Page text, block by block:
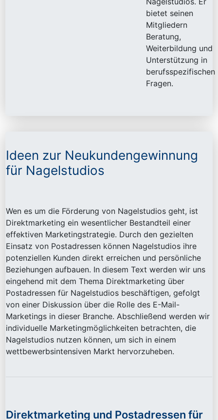
bietet seinen
Mitgliedern
Beratung,
Weiterbildung und
Unterstützung in
berufsspezifischen
Fragen.
Ideen zur Neukundengewinnung
für Nagelstudios
Wen es um die Förderung von Nagelstudios geht, ist
Direktmarketing ein wesentlicher Bestandteil einer
effektiven Marketingstrategie. Durch den gezielten
Einsatz von Postadressen können Nagelstudios ihre
potenziellen Kunden direkt erreichen und persönliche
Beziehungen aufbauen. In diesem Text werden wir uns
eingehend mit dem Thema Direktmarketing über
Postadressen für Nagelstudios beschäftigen, gefolgt
von einer Diskussion über die Rolle des E-Mail-
Marketings in dieser Branche. Abschließend werden wir
individuelle Marketingmöglichkeiten betrachten, die
Nagelstudios nutzen können, um sich in einem
wettbewerbsintensiven Markt hervorzuheben.
Direktmarketing und Postadressen für